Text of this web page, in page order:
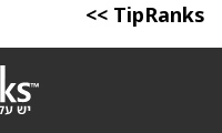
TipRanks >>